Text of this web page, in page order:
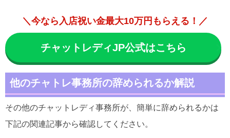
＼今なら入店祝い金最大10万円もらえる！／
チャットレディJP公式はこちら
他のチャトレ事務所の辞められるか解説
その他のチャットレディ事務所が、簡単に辞められるかは
下記の関連記事から確認してください。